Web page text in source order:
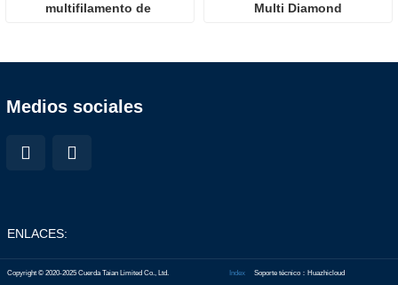
multifilamento de
Multi Diamond
Medios sociales
ENLACES:
Copyright © 2020-2025 Cuerda Taian Limited Co., Ltd. Soporte técnico：Huazhicloud
Index